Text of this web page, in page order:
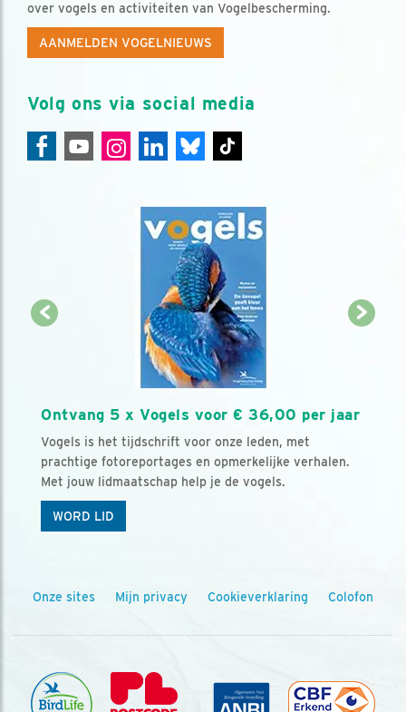
over vogels en activiteiten van Vogelbescherming.
AANMELDEN VOGELNIEUWS
Volg ons via social media
Ontvang 5 x Vogels voor € 36,00 per jaar
Vogels is het tijdschrift voor onze leden, met
prachtige fotoreportages en opmerkelijke verhalen.
Met jouw lidmaatschap help je de vogels.
WORD LID
Onze sites Mijn privacy Cookieverklaring Colofon